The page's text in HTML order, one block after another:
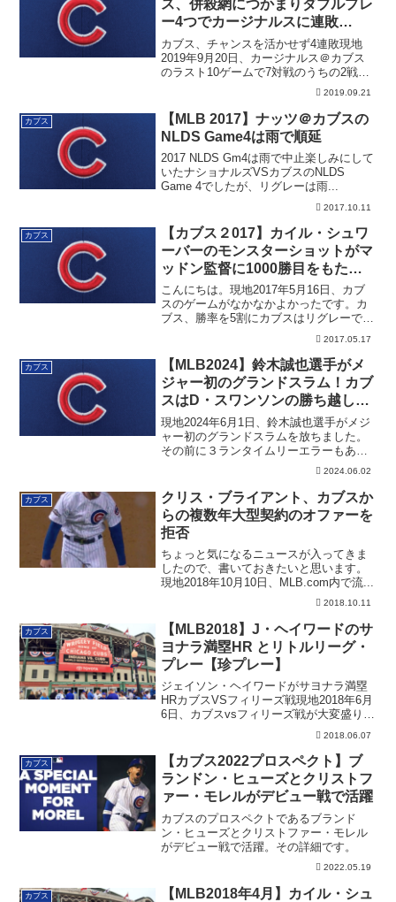
ス、併殺網につかまりダブルプレ
ー4つでカージナルスに連敗
（2019年9月）
カブス、チャンスを活かせず4連敗現地
2019年9月20日、カージナルス＠カブス
のラスト10ゲームで7対戦のうちの2戦目
2019.09.21
カブス
【MLB 2017】ナッツ＠カブスの
NLDS Game4は雨で順延
2017 NLDS Gm4は雨で中止楽しみにして
いたナショナルズVSカブスのNLDS
Game 4でしたが、リグレーは雨...
2017.10.11
カブス
【カブス２017】カイル・シュワ
ーバーのモンスターショットがマ
ッドン監督に1000勝目をもたら
す
こんにちは。現地2017年5月16日、カブ
スのゲームがなかなかよかったです。カ
ブス、勝率を5割にカブスはリグレーで行
2017.05.17
カブス
【MLB2024】鈴木誠也選手がメ
ジャー初のグランドスラム！カブ
スはD・スワンソンの勝ち越し２
ランで勝利
現地2024年6月1日、鈴木誠也選手がメジ
ャー初のグランドスラムを放ちました。
その前に３ランタイムリーエラーもあっ
たのｄせうが・・・カブスはダンスビ
ー・スワンソンの勝ち越し２ランで勝
利。
2024.06.02
カブス
クリス・ブライアント、カブスか
らの複数年大型契約のオファーを
拒否
ちょっと気になるニュースが入ってきま
したので、書いておきたいと思います。
現地2018年10月10日、MLB.com内で流...
2018.10.11
カブス
【MLB2018】J・ヘイワードのサ
ヨナラ満塁HR とリトルリーグ・
プレー【珍プレー】
ジェイソン・ヘイワードがサヨナラ満塁
HRカブスVSフィリーズ戦現地2018年6月
6日、カブスvsフィリーズ戦が大変盛り
2018.06.07
カブス
【カブス2022プロスペクト】ブ
ランドン・ヒューズとクリストフ
ァー・モレルがデビュー戦で活躍
カブスのプロスペクトであるブランド
ン・ヒューズとクリストファー・モレル
がデビュー戦で活躍。その詳細です。
2022.05.19
カブス
【MLB2018年4月】カイル・シュ